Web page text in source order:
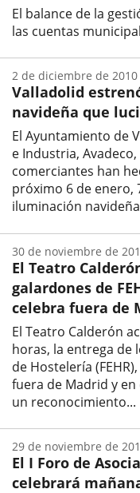
El balance de la
las cuentas
la
noticia
Valladolid
navideña que
El Ayuntamiento de
e Industria,
comerciantes han
próximo 6 de enero,
iluminación
la
noticia
2 de diciembre de 2010
El Teatro
galardones de
celebra fuera de
El Teatro Calderón
horas, la entrega de
de Hostelería
fuera de Madrid y
un reconocimiento...
la
noticia
30 de noviembre de
El I Foro de
celebrará
29 de noviembre de